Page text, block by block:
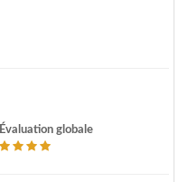
Évaluation globale